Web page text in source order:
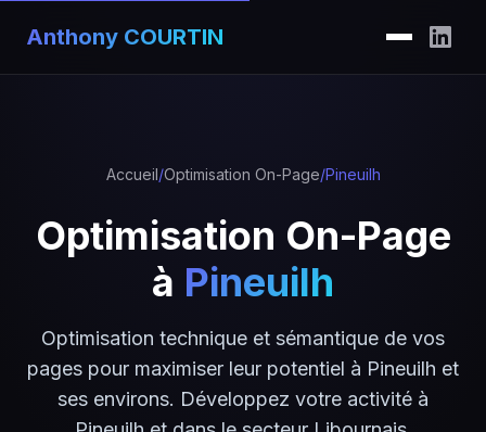
Anthony COURTIN
Accueil/Optimisation On-Page/Pineuilh
Optimisation On-Page
à Pineuilh
Optimisation technique et sémantique de vos
pages pour maximiser leur potentiel à Pineuilh et
ses environs. Développez votre activité à